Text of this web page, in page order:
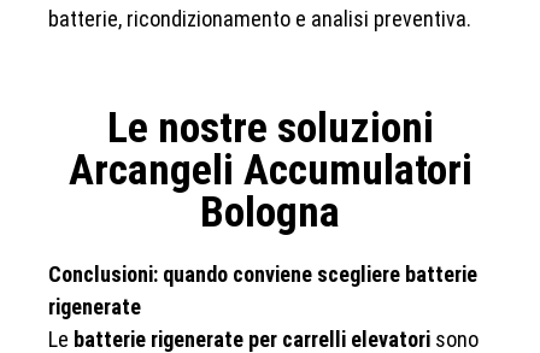
batterie, ricondizionamento e analisi preventiva.
Le nostre soluzioni
Arcangeli Accumulatori
Bologna
Conclusioni: quando conviene scegliere batterie
rigenerate
Le batterie rigenerate per carrelli elevatori sono